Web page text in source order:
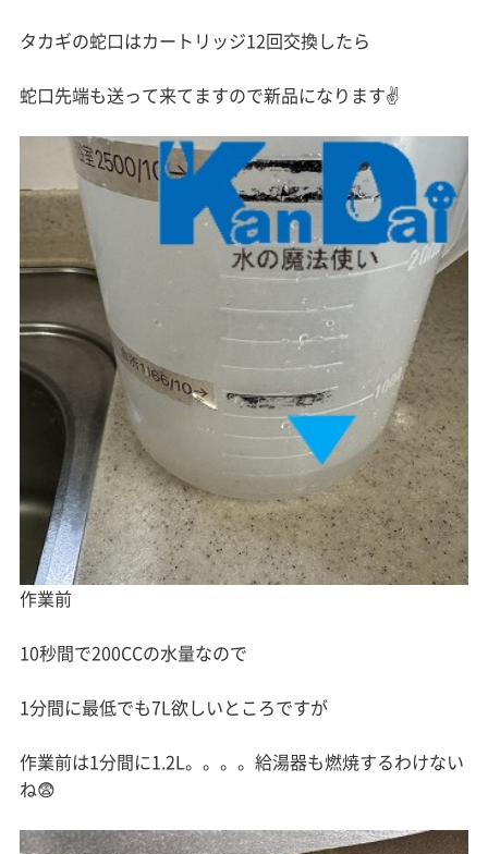
タカギの蛇口はカートリッジ12回交換したら
蛇口先端も送って来てますので新品になります✌️
作業前
10秒間で200CCの水量なので
1分間に最低でも7L欲しいところですが
作業前は1分間に1.2L。。。。給湯器も燃焼するわけない
ね😨